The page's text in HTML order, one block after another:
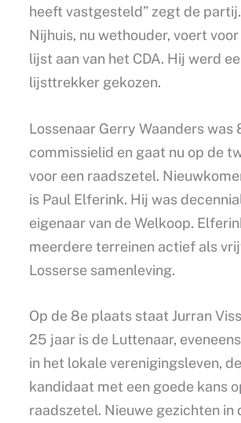
heeft vastgesteld” zegt de
Nijhuis, nu wethouder, voert
lijst aan van het CDA. Hij werd
lijsttrekker gekozen.
Lossenaar Gerry Waanders was
commissielid en gaat nu op de
voor een raadszetel.
is Paul Elferink. Hij was
eigenaar van de Welkoop.
meerdere terreinen actief als
Losserse samenleving.
Op de 8e plaats staat Jurran
25 jaar is de Luttenaar,
in het lokale verenigingsleven,
kandidaat met een goede kans
raadszetel. Nieuwe gezichten in